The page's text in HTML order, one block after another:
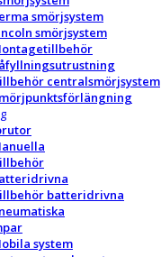
smörjsystem
smörjsystem
centralsmörjsystem
batteridrivna
system